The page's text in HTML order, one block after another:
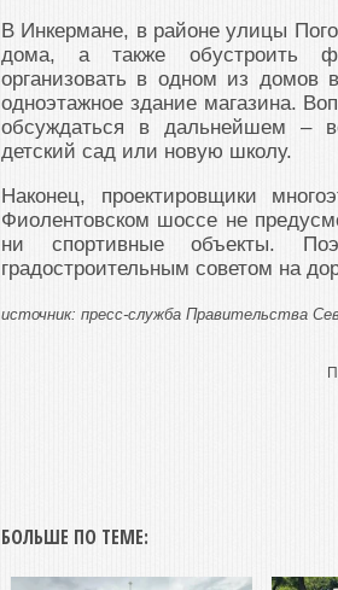
В Инкермане, в районе улицы
дома, а также обустроить
организовать в одном из домов
одноэтажное здание магазина.
обсуждаться в дальнейшем –
детский сад или новую школу.
Наконец, проектировщики
Фиолентовском шоссе не
ни спортивные объекты.
градостроительным советом на
источник: пресс-служба Правительства
БОЛЬШЕ ПО ТЕМЕ: